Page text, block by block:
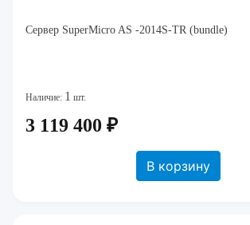
Сервер SuperMicro AS -2014S-TR (bundle)
Наличие: 1 шт.
3 119 400 ₽
В корзину